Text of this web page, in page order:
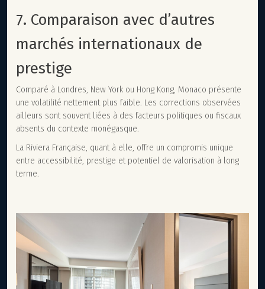
7. Comparaison avec d’autres
marchés internationaux de
prestige
Comparé à Londres, New York ou Hong Kong, Monaco présente
une volatilité nettement plus faible. Les corrections observées
ailleurs sont souvent liées à des facteurs politiques ou fiscaux
absents du contexte monégasque.
La Riviera Française, quant à elle, offre un compromis unique
entre accessibilité, prestige et potentiel de valorisation à long
terme.